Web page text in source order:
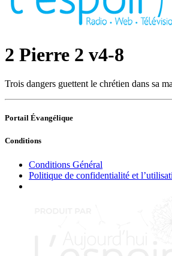
2 Pierre 2 v4-8
Trois dangers guettent le chrétien dans sa
Portail Évangélique
Conditions
Conditions Général
Politique de confidentialité et